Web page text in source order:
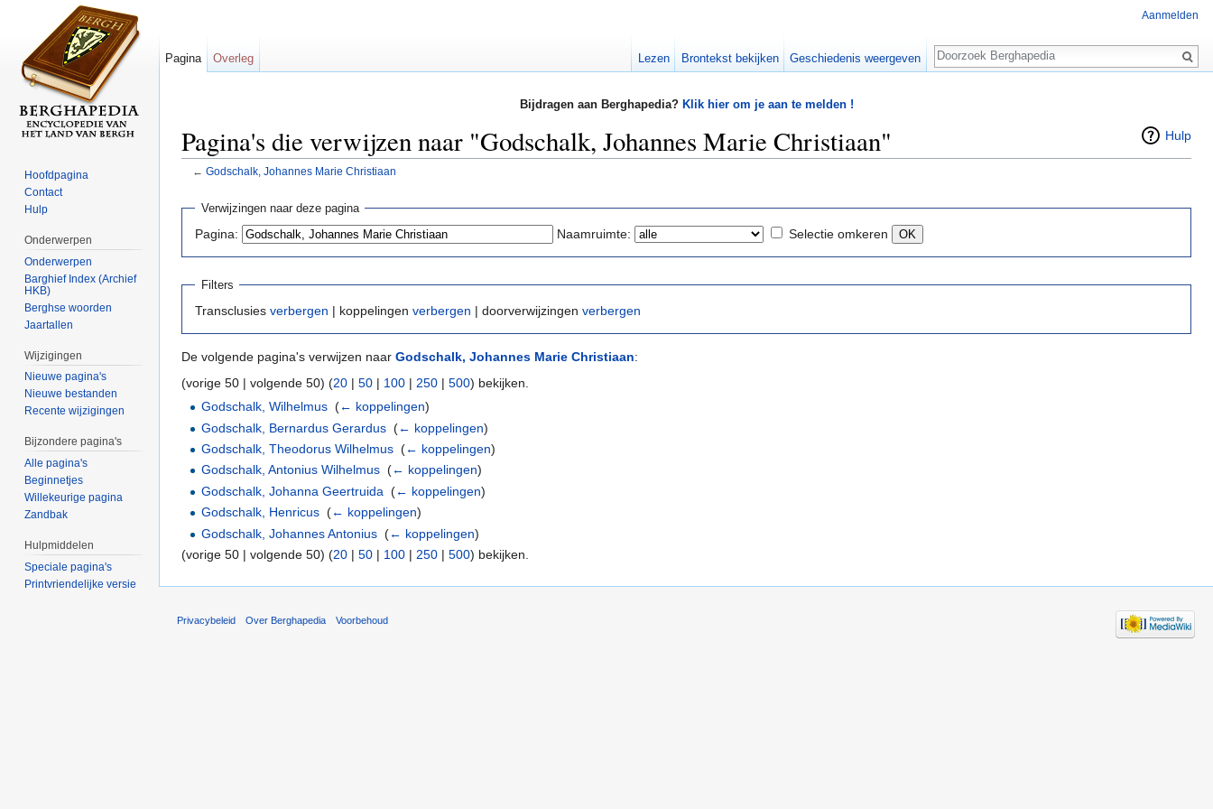
Bijdragen aan Berghapedia? Klik hier om je aan te melden !
Hulp
Pagina's die verwijzen naar "Godschalk, Johannes Marie Christiaan"
← Godschalk, Johannes Marie Christiaan
Verwijzingen naar deze pagina
Pagina: Naamruimte: Selectie omkeren
Filters
Transclusies verbergen | koppelingen verbergen | doorverwijzingen verbergen
De volgende pagina's verwijzen naar Godschalk, Johannes Marie Christiaan:
(vorige 50 | volgende 50) (20 | 50 | 100 | 250 | 500) bekijken.
Godschalk, Wilhelmus ‎(← koppelingen)
Godschalk, Bernardus Gerardus ‎(← koppelingen)
Godschalk, Theodorus Wilhelmus ‎(← koppelingen)
Godschalk, Antonius Wilhelmus ‎(← koppelingen)
Godschalk, Johanna Geertruida ‎(← koppelingen)
Godschalk, Henricus ‎(← koppelingen)
Godschalk, Johannes Antonius ‎(← koppelingen)
(vorige 50 | volgende 50) (20 | 50 | 100 | 250 | 500) bekijken.
Aanmelden
Pagina Overleg Lezen Brontekst bekijken Geschiedenis weergeven
Zoeken
Hoofdpagina
Contact
Hulp
Onderwerpen
Onderwerpen
Barghief Index (Archief
HKB)
Berghse woorden
Jaartallen
Wijzigingen
Nieuwe pagina's
Nieuwe bestanden
Recente wijzigingen
Bijzondere pagina's
Alle pagina's
Beginnetjes
Willekeurige pagina
Zandbak
Hulpmiddelen
Speciale pagina's
Printvriendelijke versie
Privacybeleid Over Berghapedia Voorbehoud